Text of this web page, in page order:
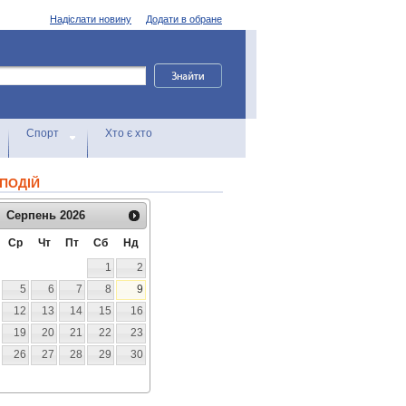
Додати в обране
Надіслати новину
Спорт Хто є хто
Серпень 2026
Ср Чт Пт Сб
Нд
1
2
5 6 7 8
9
12 13 14 15
16
19 20 21 22
23
26 27 28 29
30